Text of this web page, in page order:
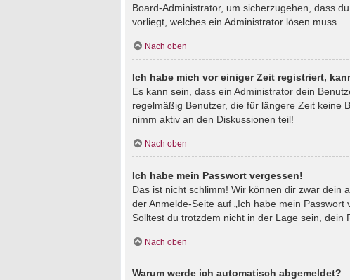
Board-Administrator, um sicherzugehen, dass
vorliegt, welches ein Administrator lösen muss.
Nach oben
Ich habe mich vor einiger Zeit registriert,
Es kann sein, dass ein Administrator dein
regelmäßig Benutzer, die für längere Zeit keine
nimm aktiv an den Diskussionen teil!
Nach oben
Ich habe mein Passwort vergessen!
Das ist nicht schlimm! Wir können dir zwar dein
der Anmelde-Seite auf „Ich habe mein
Solltest du trotzdem nicht in der Lage sein, dein
Nach oben
Warum werde ich automatisch abgemeldet?